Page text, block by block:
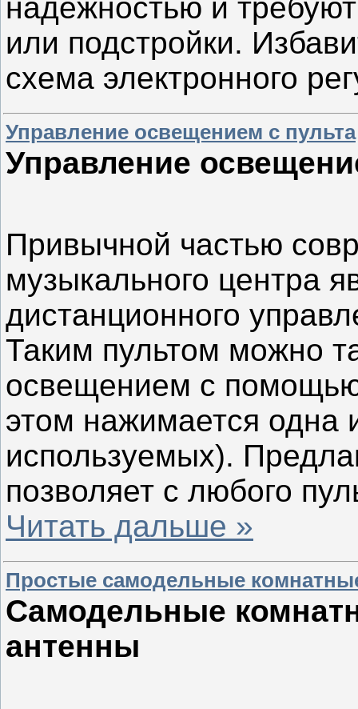
надежностью и
или подстройки.
схема электронного
Управление освещением с пульта
Управление
Привычной частью
музыкального центра
дистанционного
Таким пультом можно
освещением с
этом нажимается одна
используемых).
позволяет с любого
Читать дальше »
Простые самодельные
Самодельные
антенны